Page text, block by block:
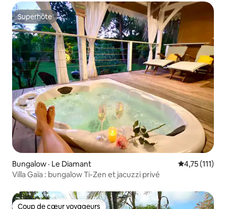
Superhôte
Superhôte
Bungalow · Le Diamant Note
4,75 (111)
Villa Gaïa : bungalow Ti-Zen et jacuzzi privé
Coup de cœur voyageurs